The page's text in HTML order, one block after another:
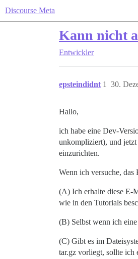
Discourse Meta
Kann nicht
Entwickler
epsteindidnt 30.
1
Hallo,
ich habe eine Dev-
unkompliziert), und jetzt
einzurichten.
Wenn ich versuche,
(A) Ich erhalte diese E-
wie in den Tutorials
(B) Selbst wenn ich
(C) Gibt es im
tar.gz vorliegt, sollte ich